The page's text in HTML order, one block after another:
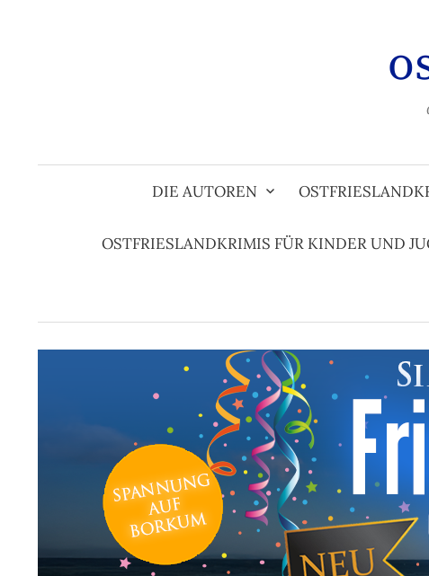
DIE AUTOREN
OSTFRIESLANDKRIMIS FÜR KINDER UND